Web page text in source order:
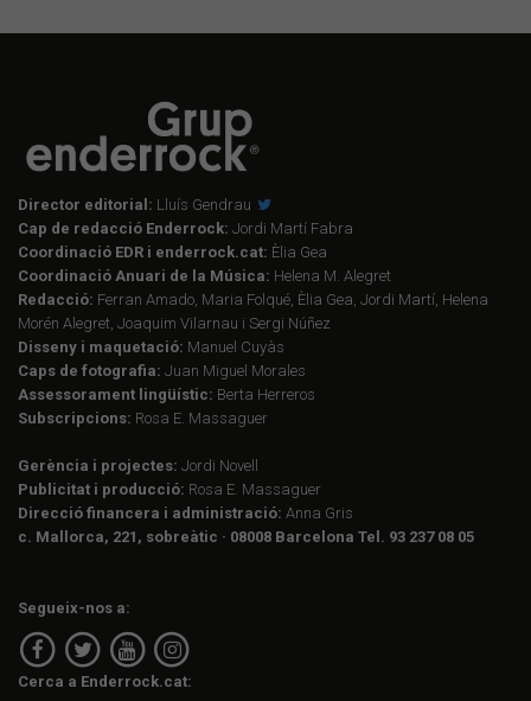
Director editorial: Lluís Gendrau
Cap de redacció Enderrock: Jordi Martí Fabra
Coordinació EDR i enderrock.cat: Èlia Gea
Coordinació Anuari de la Música: Helena M. Alegret
Redacció: Ferran Amado, Maria Folqué, Èlia Gea, Jordi Martí, Helena
Morén Alegret, Joaquim Vilarnau i Sergi Núñez
Disseny i maquetació: Manuel Cuyàs
Caps de fotografia: Juan Miguel Morales
Assessorament lingüístic: Berta Herreros
Subscripcions: Rosa E. Massaguer
Gerència i projectes: Jordi Novell
Publicitat i producció: Rosa E. Massaguer
Direcció financera i administració: Anna Gris
c. Mallorca, 221, sobreàtic · 08008 Barcelona Tel. 93 237 08 05
Segueix-nos a:
Cerca a Enderrock.cat: